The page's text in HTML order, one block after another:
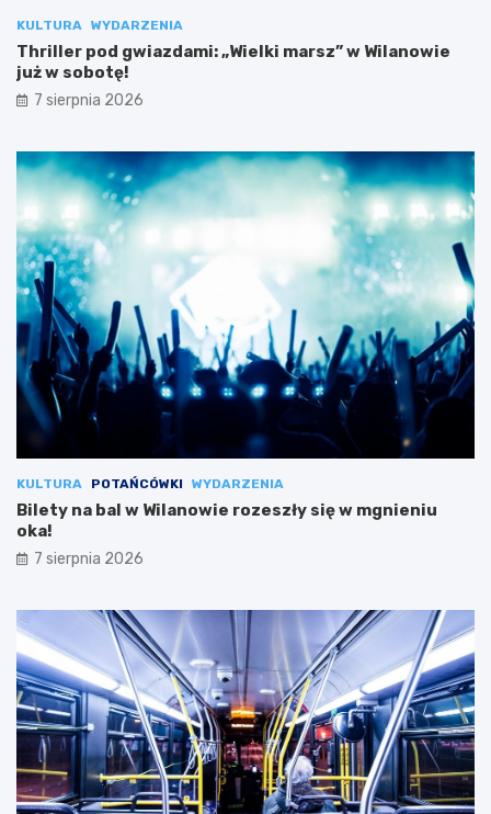
KULTURA WYDARZENIA
Thriller pod gwiazdami: „Wielki marsz” w Wilanowie
już w sobotę!
7 sierpnia 2026
KULTURA POTAŃCÓWKI WYDARZENIA
Bilety na bal w Wilanowie rozeszły się w mgnieniu
oka!
7 sierpnia 2026